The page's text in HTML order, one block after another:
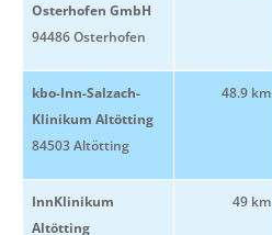
Osterhofen GmbH
94486 Osterhofen
kbo-Inn-Salzach-
Klinikum Altötting
84503 Altötting
48.9 km
InnKlinikum
Altötting
49 km